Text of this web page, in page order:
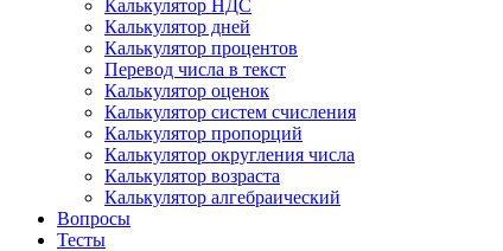
Калькулятор НДС
Калькулятор дней
Калькулятор процентов
Перевод числа в текст
Калькулятор оценок
Калькулятор систем счисления
Калькулятор пропорций
Калькулятор округления числа
Калькулятор возраста
Калькулятор алгебраический
Вопросы
Тесты